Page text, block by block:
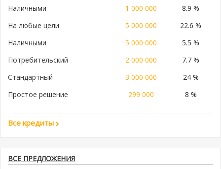
Наличными 1 000 000
8.9 %
На любые цели
5 000 000
22.6 %
Наличными
5 000 000
5.5 %
Потребительский
2 000 000
7.7 %
Стандартный
3 000 000
24 %
Простое решение
299 000 8 %
Все кредиты
ВСЕ ПРЕДЛОЖЕНИЯ